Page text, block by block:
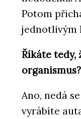
Potom
jednotlivým
Říkáte tedy,
organismus?
Ano, nedá
vyrábíte